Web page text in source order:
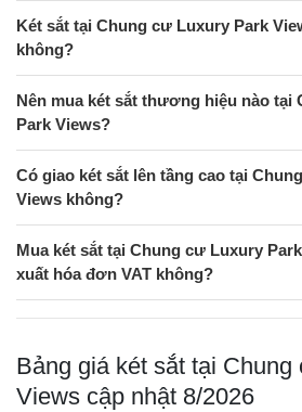
Két sắt tại Chung cư Luxury Park
không?
Nên mua két sắt thương hiệu nào tại
Park Views?
Có giao két sắt lên tầng cao tại
Views không?
Mua két sắt tại Chung cư Luxury
xuất hóa đơn VAT không?
Bảng giá két sắt tại
Views cập nhật 8/2026